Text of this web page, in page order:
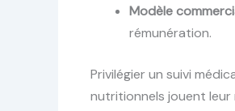
Modèle
rémunération.
Privilégier un suivi
nutritionnels jouent